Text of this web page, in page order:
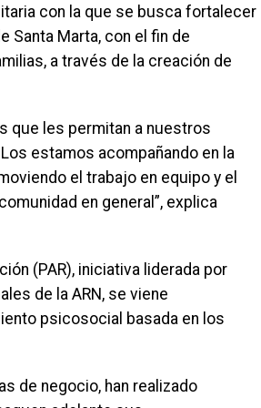
con la que se busca fortalecer
Santa Marta, con el fin de
a través de la creación de
que les permitan a nuestros
estamos acompañando en la
el trabajo en equipo y el
en general”, explica
(PAR), iniciativa liderada por
de la ARN, se viene
psicosocial basada en los
de negocio, han realizado